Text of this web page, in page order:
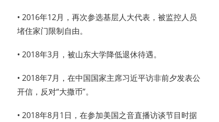
• 2016年12月，再次参选基层人大代表，被监控人员
堵住家门限制自由。
• 2018年3月，被山东大学降低退休待遇。
• 2018年7月，在中国国家主席习近平访非前夕发表公
开信，反对“大撒币”。
• 2018年8月1日，在参加美国之音直播访谈节目时据